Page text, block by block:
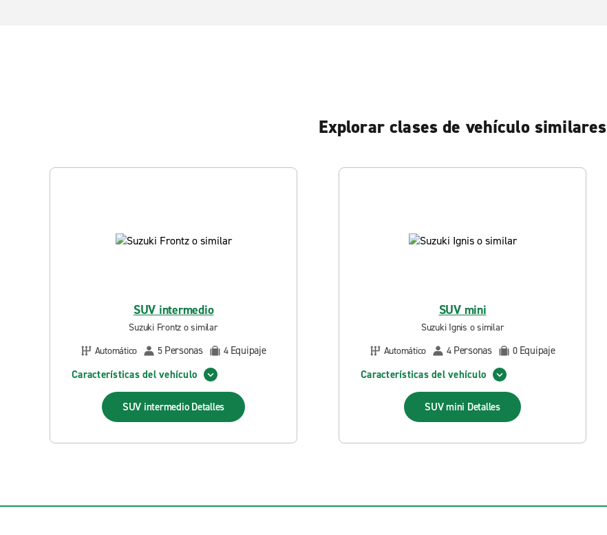
Explorar clases de vehículo similares
SUV intermedio
Suzuki Frontz o similar
Automático
5 Personas 4 Equipaje
Características del vehículo
SUV intermedio Detalles
SUV mini
Suzuki Ignis o similar
Automático
4 Personas 0 Equipaje
Características del vehículo
SUV mini Detalles